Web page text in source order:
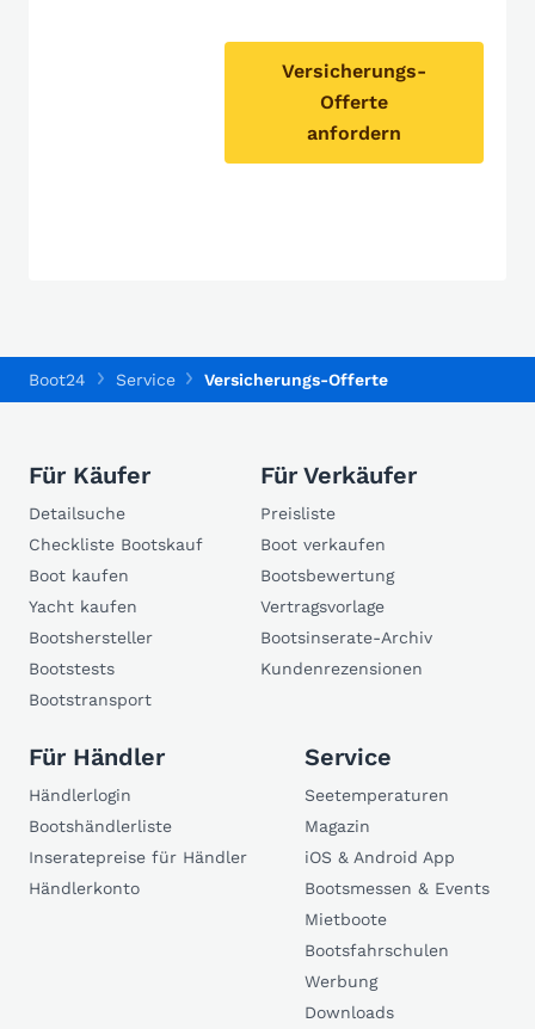
Versicherungs-
Offerte
anfordern
Boot24 Service Versicherungs-Offerte
Für Käufer
Detailsuche
Checkliste Bootskauf
Boot kaufen
Yacht kaufen
Bootshersteller
Bootstests
Bootstransport
Für Verkäufer
Preisliste
Boot verkaufen
Bootsbewertung
Vertragsvorlage
Bootsinserate-Archiv
Kundenrezensionen
Für Händler
Händlerlogin
Bootshändlerliste
Inseratepreise für Händler
Händlerkonto
Service
Seetemperaturen
Magazin
iOS & Android App
Bootsmessen & Events
Mietboote
Bootsfahrschulen
Werbung
Downloads